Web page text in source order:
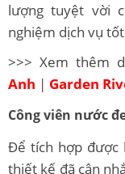
lượng tuyệt vời
nghiệm dịch vụ
>>> Xem thêm
Anh | Garden
Công viên nước
Để tích hợp được
thiết kế đã cân